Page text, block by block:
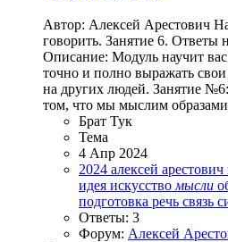
Автор: Алексей Арестович
говорить. Занятие 6. Ответы
Описание: Модуль научит
точно и полно выражать
на других людей.️ Занятие
том, что мы мыслим
Брат Тук
Тема
4 Апр 2024
2024 алексей арестович
идея искусство мысли
подготовка речь связь
Ответы: 3
Форум: Алексей